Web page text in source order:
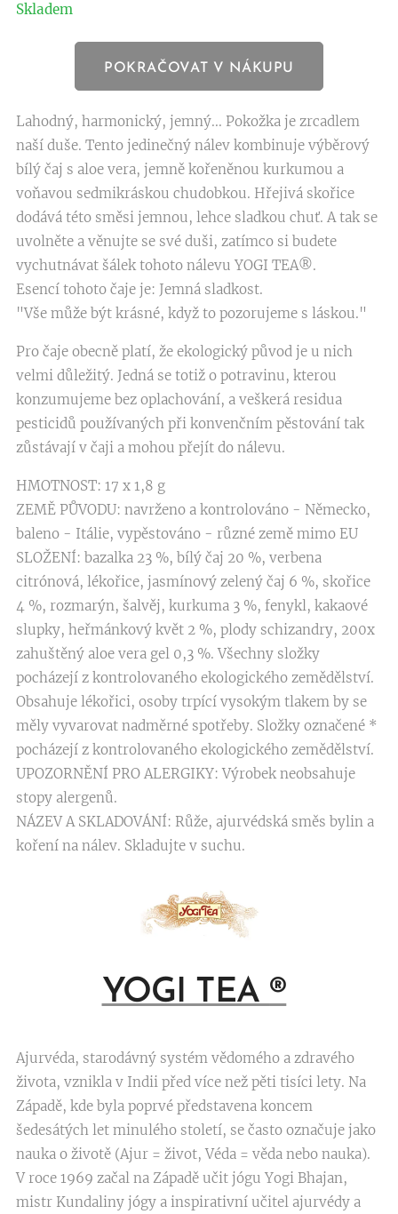
Skladem
POKRAČOVAT V NÁKUPU
Lahodný, harmonický, jemný... Pokožka je zrcadlem
naší duše. Tento jedinečný nálev kombinuje výběrový
bílý čaj s aloe vera, jemně kořeněnou kurkumou a
voňavou sedmikráskou chudobkou. Hřejivá skořice
dodává této směsi jemnou, lehce sladkou chuť. A tak se
uvolněte a věnujte se své duši, zatímco si budete
vychutnávat šálek tohoto nálevu YOGI TEA®.
Esencí tohoto čaje je: Jemná sladkost.
"Vše může být krásné, když to pozorujeme s láskou."
Pro čaje obecně platí, že ekologický původ je u nich
velmi důležitý. Jedná se totiž o potravinu, kterou
konzumujeme bez oplachování, a veškerá residua
pesticidů používaných při konvenčním pěstování tak
zůstávají v čaji a mohou přejít do nálevu.
HMOTNOST: 17 x 1,8 g
ZEMĚ PŮVODU: navrženo a kontrolováno - Německo,
baleno - Itálie, vypěstováno - různé země mimo EU
SLOŽENÍ: bazalka 23 %, bílý čaj 20 %, verbena
citrónová, lékořice, jasmínový zelený čaj 6 %, skořice
4 %, rozmarýn, šalvěj, kurkuma 3 %, fenykl, kakaové
slupky, heřmánkový květ 2 %, plody schizandry, 200x
zahuštěný aloe vera gel 0,3 %. Všechny složky
pocházejí z kontrolovaného ekologického zemědělství.
Obsahuje lékořici, osoby trpící vysokým tlakem by se
měly vyvarovat nadměrné spotřeby. Složky označené *
pocházejí z kontrolovaného ekologického zemědělství.
UPOZORNĚNÍ PRO ALERGIKY: Výrobek neobsahuje
stopy alergenů.
NÁZEV A SKLADOVÁNÍ: Růže, ajurvédská směs bylin a
koření na nálev. Skladujte v suchu.
YOGI TEA ®
Ajurvéda, starodávný systém vědomého a zdravého
života, vznikla v Indii před více než pěti tisíci lety. Na
Západě, kde byla poprvé představena koncem
šedesátých let minulého století, se často označuje jako
nauka o životě (Ajur = život, Véda = věda nebo nauka).
V roce 1969 začal na Západě učit jógu Yogi Bhajan,
mistr Kundaliny jógy a inspirativní učitel ajurvédy a